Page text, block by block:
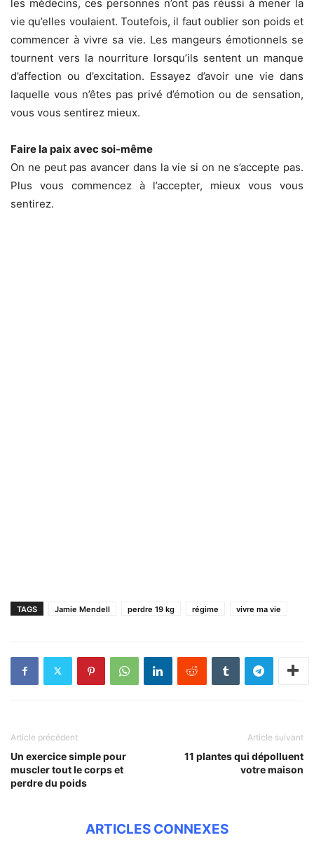
les médecins, ces personnes n’ont pas réussi à mener la
vie qu’elles voulaient. Toutefois, il faut oublier son poids et
commencer à vivre sa vie. Les mangeurs émotionnels se
tournent vers la nourriture lorsqu’ils sentent un manque
d’affection ou d’excitation. Essayez d’avoir une vie dans
laquelle vous n’êtes pas privé d’émotion ou de sensation,
vous vous sentirez mieux.
Faire la paix avec soi-même
On ne peut pas avancer dans la vie si on ne s’accepte pas.
Plus vous commencez à l’accepter, mieux vous vous
sentirez.
TAGS Jamie Mendell perdre 19 kg régime vivre ma vie
Article précédent
Un exercice simple pour
muscler tout le corps et
perdre du poids
Article suivant
11 plantes qui dépolluent
votre maison
ARTICLES CONNEXES